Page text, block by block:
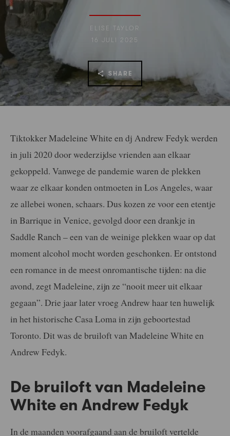
ELISE TAYLOR
16 JULI 2025
SHARE
Tiktokker Madeleine White en dj Andrew Fedyk werden
in juli 2020 door wederzijdse vrienden aan elkaar
gekoppeld. Vanwege de pandemie waren de plekken
waar ze elkaar konden ontmoeten in Los Angeles, waar
ze allebei wonen, schaars. Dus kozen ze voor een etentje
in Barrique in Venice, gevolgd door een drankje in
Saddle Ranch – een van de weinige plekken waar op dat
moment alcohol mocht worden geschonken. Er ontstond
een romance in de meest onromantische tijden: na die
avond, zegt Madeleine, zijn ze “nooit meer uit elkaar
gegaan”. Drie jaar later vroeg Andrew haar ten huwelijk
in het historische Casa Loma in zijn geboortestad
Toronto. Dit was de bruiloft van Madeleine White en
Andrew Fedyk.
De bruiloft van Madeleine
White en Andrew Fedyk
In de maanden voorafgaand aan de bruiloft vertelde